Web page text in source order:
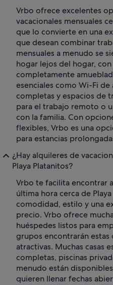
Vrbo ofrece excelentes
vacacionales mensuales
que lo convierte en una
que desean combinar
mensuales a menudo se
hogar lejos del hogar,
completamente
esenciales como Wi-Fi
completas y espacios de
para el trabajo remoto o
con la familia. Con
flexibles, Vrbo es una
para estancias
¿Hay alquileres de
Playa Platanitos?
Vrbo te facilita encontrar
última hora cerca de
comodidad, estilo y una
precio. Vrbo ofrece
huéspedes listos para
grupos encontrarán
atractivas. Muchas casas
completas, piscinas
menudo están
quieren llenar fechas